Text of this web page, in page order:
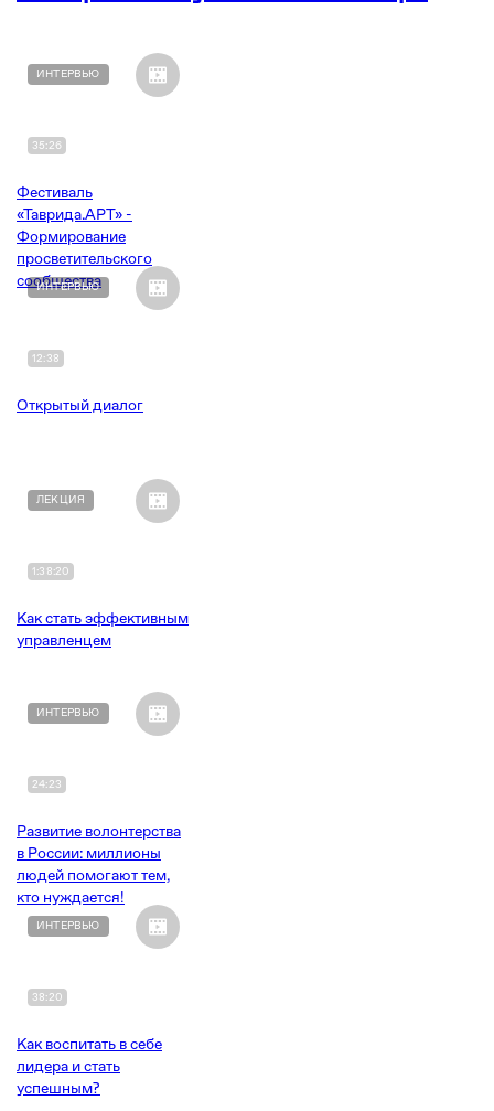
ИНТЕРВЬЮ
35:26
Фестиваль
«Таврида.АРТ» -
Формирование
просветительского
сообщества
ИНТЕРВЬЮ
12:38
Открытый диалог
ЛЕКЦИЯ
1:38:20
Как стать эффективным
управленцем
ИНТЕРВЬЮ
24:23
Развитие волонтерства
в России: миллионы
людей помогают тем,
кто нуждается!
ИНТЕРВЬЮ
38:20
Как воспитать в себе
лидера и стать
успешным?